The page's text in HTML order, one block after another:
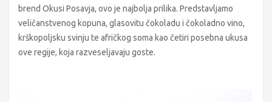
brend Okusi Posavja, ovo je najbolja prilika. Predstavljamo
veličanstvenog kopuna, glasovitu čokoladu i čokoladno vino,
krškopoljsku svinju te afričkog soma kao četiri posebna ukusa
ove regije, koja razveseljavaju goste.